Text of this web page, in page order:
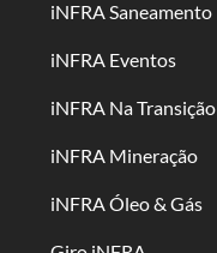
iNFRA Saneamento
iNFRA Eventos
iNFRA Na Transição
iNFRA Mineração
iNFRA Óleo & Gás